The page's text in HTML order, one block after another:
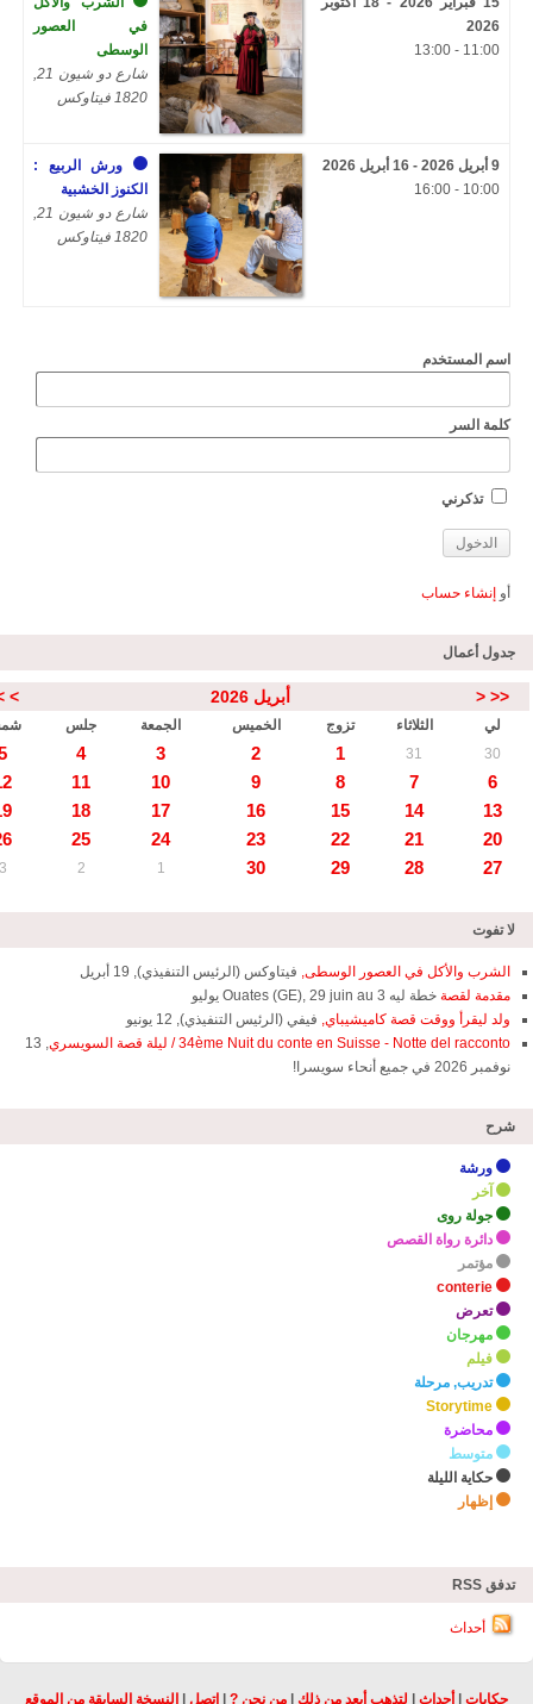
2026
11:00 - 13:00
في العصور
الوسطى
شارع دو شيون 21,
1820 فيتاوكس
9 أبريل 2026 - 16 أبريل 2026
10:00 - 16:00
ورش الربيع :
الكنوز الخشبية
شارع دو شيون 21,
1820 فيتاوكس
اسم المستخدم
كلمة السر
تذكرني
أو إنشاء حساب
جدول أعمال
<<
< أبريل 2026 >
لي الثلاثاء تزوج الخميس الجمعة جلس
30
31
1
2
3
4
5
6
7
8
9
10
11
13
14
15
16
17
18
20
21
22
23
24
25
27
28
29
30
1
2
3
لا تفوت
الشرب والأكل في العصور الوسطى, فيتاوكس (الرئيس التنفيذي), 19 أبريل
مقدمة لقصة خطة ليه Ouates (GE), 29 juin au 3 يوليو
ولد ليقرأ ووقت قصة كاميشيباي, فيفي (الرئيس التنفيذي), 12 يونيو
34ème Nuit du conte en Suisse - Notte del racconto / ليلة قصة السويسري
, 13
نوفمبر 2026 في جميع أنحاء سويسرا!
شرح
ورشة
آخر
جولة روى
دائرة رواة القصص
مؤتمر
conterie
تعرض
مهرجان
فيلم
تدريب, مرحلة
Storytime
محاضرة
متوسط
حكاية الليلة
إظهار
تدفق RSS
أحداث
حكايات| أحداث| لتذهب أبعد من ذلك من نحن ?| اتصل| النسخة السابقة من الموقع